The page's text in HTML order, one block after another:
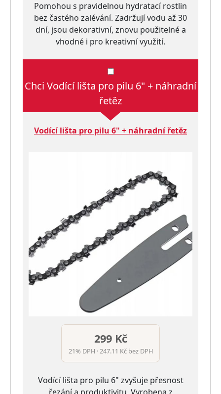
Pomohou s pravidelnou hydratací rostlin
bez častého zalévání. Zadržují vodu až 30
dní, jsou dekorativní, znovu použitelné a
vhodné i pro kreativní využití.
Chci Vodící lišta pro pilu 6" + náhradní
řetěz
Vodící lišta pro pilu 6" + náhradní řetěz
299 Kč
21% DPH · 247.11 Kč bez DPH
Vodící lišta pro pilu 6" zvyšuje přesnost